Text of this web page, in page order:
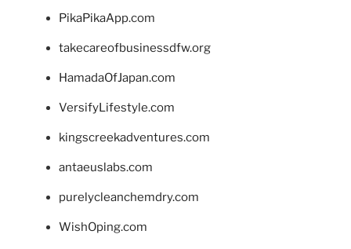
PikaPikaApp.com
takecareofbusinessdfw.org
HamadaOfJapan.com
VersifyLifestyle.com
kingscreekadventures.com
antaeuslabs.com
purelycleanchemdry.com
WishOping.com